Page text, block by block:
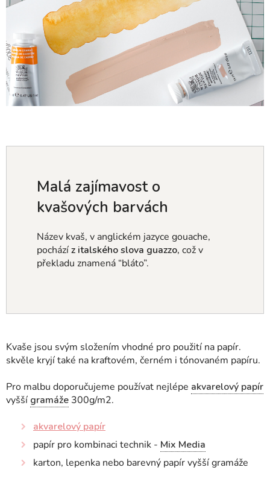
Malá zajímavost o
kvašových barvách
Název kvaš, v anglickém jazyce gouache,
pocházíz italského slova guazzo, což v
překladu znamená “bláto”.
Kvaše jsou svým složením vhodné pro použití na papír.
skvěle kryjí také na kraftovém, černém i tónovaném papíru.
Pro malbu doporučujeme používat nejlépe akvarelový papír
vyšší gramáže 300g/m2.
akvarelový papír
papír pro kombinaci technik - Mix Media
karton, lepenka nebo barevný papír vyšší gramáže